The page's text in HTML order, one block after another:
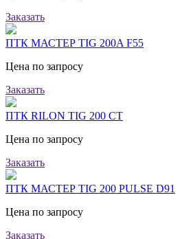
Заказать
ПТК МАСТЕР TIG 200A F55
Цена по запросу
Заказать
ПТК RILON TIG 200 CT
Цена по запросу
Заказать
ПТК МАСТЕР TIG 200 PULSE D91
Цена по запросу
Заказать